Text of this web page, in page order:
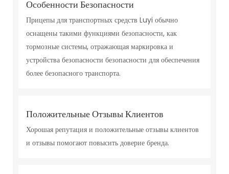
Особенности Безопасности
Прицепы для транспортных средств Luyi обычно
оснащены такими функциями безопасности, как
тормозные системы, отражающая маркировка и
устройства безопасности безопасности для обеспечения
более безопасного транспорта.
Положительные Отзывы Клиентов
Хорошая репутация и положительные отзывы клиентов
и отзывы помогают повысить доверие бренда.